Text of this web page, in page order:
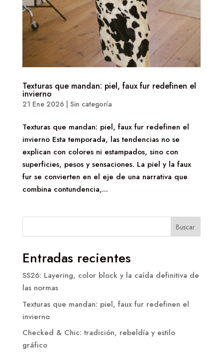
Texturas que mandan: piel, faux fur redefinen el
invierno
21 Ene 2026 Sin categoría
Texturas que mandan: piel, faux fur redefinen el
invierno Esta temporada, las tendencias no se
explican con colores ni estampados, sino con
superficies, pesos y sensaciones. La piel y la faux
fur se convierten en el eje de una narrativa que
combina contundencia,...
Buscar
Entradas recientes
SS26: Layering, color block y la caída definitiva de
las normas
Texturas que mandan: piel, faux fur redefinen el
invierno
Checked & Chic: tradición, rebeldía y estilo
gráfico